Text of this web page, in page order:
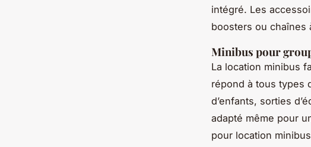
intégré. Les
boosters ou chaînes
Minibus pour
La location minibus
répond à tous types
d’enfants, sorties
adapté même pour
pour location